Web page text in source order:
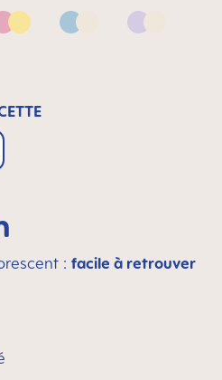
Pink & YellowBlue & Neutral
Lilac &
: facile à retrouver